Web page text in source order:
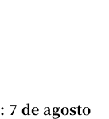
7 de agosto